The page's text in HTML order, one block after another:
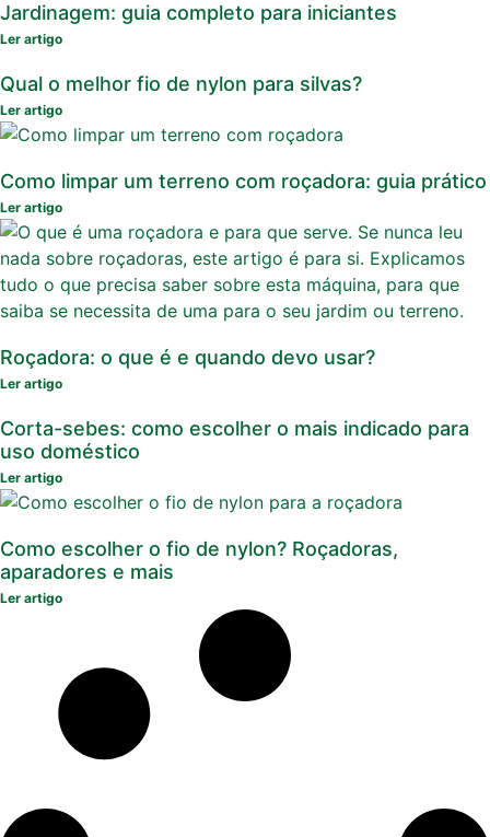
Jardinagem: guia completo para iniciantes
Ler artigo
Qual o melhor fio de nylon para silvas?
Ler artigo
Como limpar um terreno com roçadora: guia prático
Ler artigo
Roçadora: o que é e quando devo usar?
Ler artigo
Corta-sebes: como escolher o mais indicado para
uso doméstico
Ler artigo
Como escolher o fio de nylon? Roçadoras,
aparadores e mais
Ler artigo